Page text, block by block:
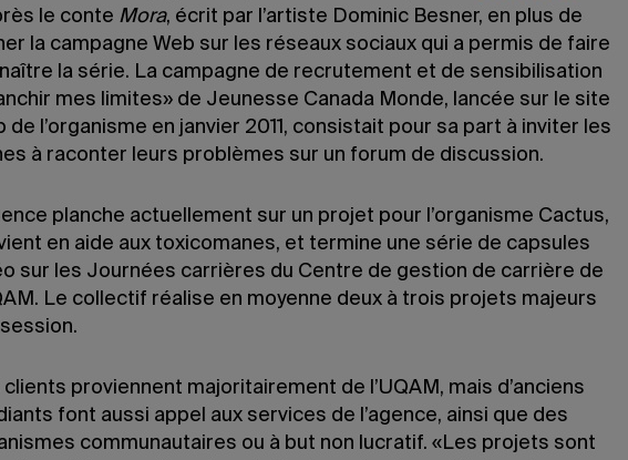
le conte Mora, écrit par l’artiste Dominic Besner, en plus de
la campagne Web sur les réseaux sociaux qui a permis de faire
la série. La campagne de recrutement et de sensibilisation
mes limites» de Jeunesse Canada Monde, lancée sur le site
de l’organisme en janvier 2011, consistait pour sa part à inviter les
à raconter leurs problèmes sur un forum de discussion.
planche actuellement sur un projet pour l’organisme Cactus,
en aide aux toxicomanes, et termine une série de capsules
sur les Journées carrières du Centre de gestion de carrière de
Le collectif réalise en moyenne deux à trois projets majeurs
clients proviennent majoritairement de l’UQAM, mais d’anciens
font aussi appel aux services de l’agence, ainsi que des
communautaires ou à but non lucratif. «Les projets sont